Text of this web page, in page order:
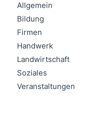
Allgemein
Bildung
Firmen
Handwerk
Landwirtschaft
Soziales
Veranstaltungen